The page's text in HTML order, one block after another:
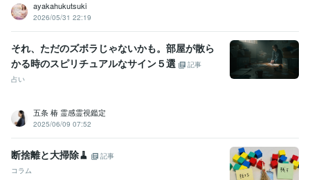
ayakahukutsuki
2026/05/31 22:19
それ、ただのズボラじゃないかも。部屋が散ら
かる時のスピリチュアルなサイン５選
記事
占い
五条 椿 霊感霊視鑑定
2025/06/09 07:52
断捨離と大掃除🧹
記事
コラム